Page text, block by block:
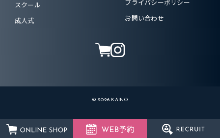
スクール
成人式
プライバシーポリシー
お問い合わせ
© 2026 KAINO